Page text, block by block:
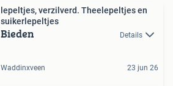
lepeltjes, verzilverd. Theelepeltjes en
suikerlepeltjes
Bieden Details
Waddinxveen 23 jun 26